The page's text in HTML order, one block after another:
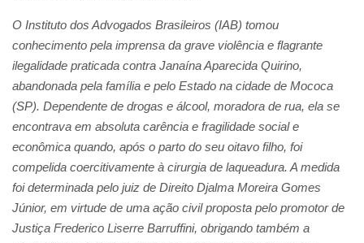
O Instituto dos Advogados Brasileiros (IAB) tomou
conhecimento pela imprensa da grave violência e flagrante
ilegalidade praticada contra Janaína Aparecida Quirino,
abandonada pela família e pelo Estado na cidade de Mococa
(SP). Dependente de drogas e álcool, moradora de rua, ela se
encontrava em absoluta carência e fragilidade social e
econômica quando, após o parto do seu oitavo filho, foi
compelida coercitivamente à cirurgia de laqueadura. A medida
foi determinada pelo juiz de Direito Djalma Moreira Gomes
Júnior, em virtude de uma ação civil proposta pelo promotor de
Justiça Frederico Liserre Barruffini, obrigando também a